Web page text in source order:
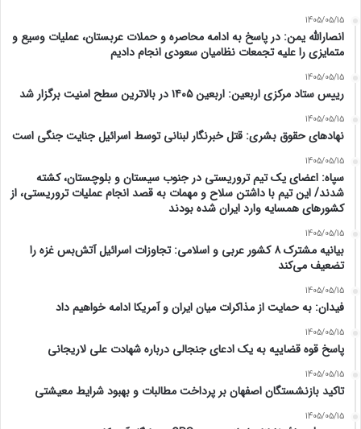
1405/05/15
انصارالله یمن: در پاسخ به ادامه محاصره و حملات عربستان، عملیات وسیع و
متمایزی را علیه تجمعات نظامیان سعودی انجام دادیم
1405/05/15
رییس ستاد مرکزی اربعین: اربعین ۱۴۰۵ در بالاترین سطح امنیت برگزار شد
1405/05/15
نهادهای حقوق بشری: قتل خبرنگار لبنانی توسط اسرائیل جنایت جنگی است
1405/05/15
سپاه: اعضای یک تیم تروریستی در جنوب سیستان و بلوچستان، کشته
شدند/ این تیم با داشتن سلاح و مهمات به قصد انجام عملیات تروریستی، از
کشورهای همسایه وارد ایران شده بودند
1405/05/15
بیانیه مشترک ۸ کشور عربی و اسلامی: تجاوزات اسرائیل آتش‌بس غزه را
تضعیف می‌کند
1405/05/15
فیدان: به حمایت از مذاکرات میان ایران و آمریکا ادامه خواهیم داد
1405/05/15
پاسخ قوه قضاییه به یک ادعای جنجالی درباره شهادت علی لاریجانی
1405/05/15
تاکید بازنشستگان اصفهان بر پرداخت مطالبات و بهبود شرایط معیشتی
1405/05/15